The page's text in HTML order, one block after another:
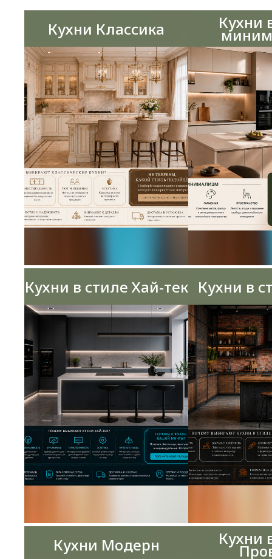
Кухни Классика Кухни
Кухни в стиле Хай-тек Кухни в
Кухни Модерн Кухни